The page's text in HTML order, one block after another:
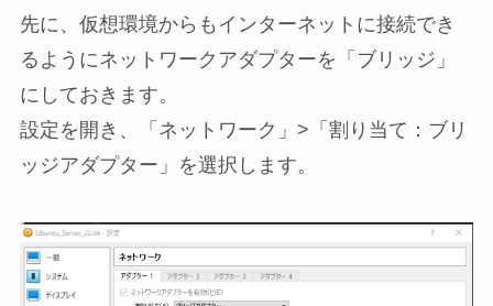
先に、仮想環境からもインターネットに接続でき
るようにネットワークアダプターを「ブリッジ」
にしておきます。
設定を開き、「ネットワーク」>「割り当て：ブリ
ッジアダプター」を選択します。